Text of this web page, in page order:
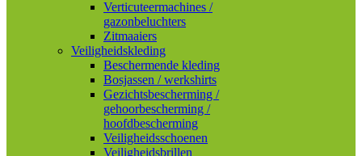
Verticuteermachines /
gazonbeluchters
Zitmaaiers
Veiligheidskleding
Beschermende kleding
Bosjassen / werkshirts
Gezichtsbescherming /
gehoorbescherming /
hoofdbescherming
Veiligheidsschoenen
Veiligheidsbrillen